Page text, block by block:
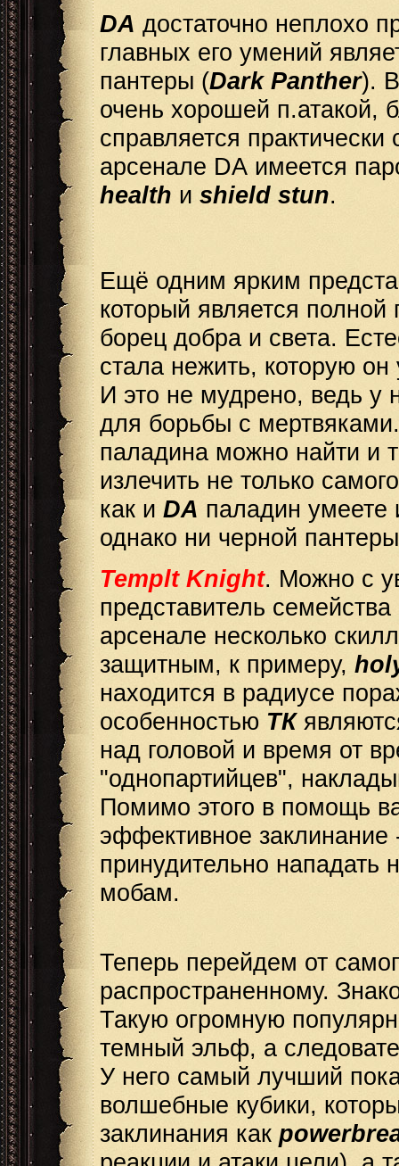
DА достаточно неплохо
главных его умений
пантеры (Dark Panther).
очень хорошей п.атакой,
справляется
арсенале DА имеется
health и shield stun.
Ещё одним ярким
который является
борец добра и света.
стала нежить, которую
И это не мудрено, ведь у
для борьбы с
паладина можно найти и
излечить не только
как и DА паладин умеете
однако ни черной
Templt Knight. Можно с
представитель
арсенале несколько
защитным, к примеру,
находится в радиусе
особенностью ТК
над головой и время от
"однопартийцев",
Помимо этого в помощь
эффективное
принудительно нападать
мобам.
Теперь перейдем от
распространенному.
Такую огромную
темный эльф, а
У него самый лучший
волшебные кубики,
заклинания как